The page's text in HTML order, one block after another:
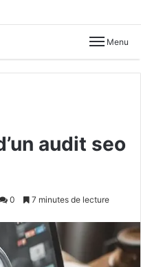
Menu
audit seo
0 7 minutes de lecture